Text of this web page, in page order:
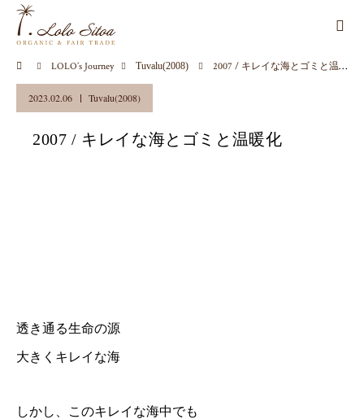
LOLO’s Journey Tuvalu(2008) 2007 / キレイな海とゴミと温暖化
2023.02.06 Tuvalu(2008)
2007 / キレイな海とゴミと温暖化
透き通る生命の源
大きくキレイな海
しかし、このキレイな海中でも